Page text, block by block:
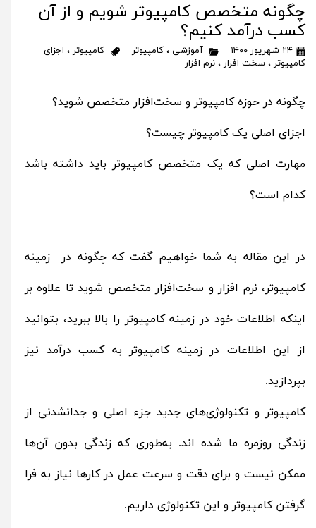
چگونه متخصص کامپیوتر شویم و از آن
کسب درآمد کنیم؟
۲۴ شهریور ۱۴۰۰ آموزشی ، کامپیوتر کامپیوتر ، اجزای
کامپیوتر ، سخت افزار ، نرم افزار
چگونه در حوزه کامپیوتر و سخت‌افزار متخصص شوید؟
اجزای اصلی یک کامپیوتر چیست؟
مهارت اصلی که یک متخصص کامپیوتر باید داشته باشد
کدام است؟
در این مقاله به شما خواهیم گفت که چگونه در زمینه
کامپیوتر، نرم افزار و سخت‌افزار متخصص شوید تا علاوه بر
اینکه اطلاعات خود در زمینه کامپیوتر را بالا ببرید، بتوانید
از این اطلاعات در زمینه کامپیوتر به کسب درآمد نیز
بپردازید.
کامپیوتر و تکنولوژی‌های جدید جزء اصلی و جدانشدنی از
زندگی روزمره ما شده اند. به‌طوری‌ که زندگی بدون آن‌ها
ممکن نیست و برای دقت و سرعت عمل در کارها نیاز به فرا
گرفتن کامپیوتر و این تکنولوژی داریم.